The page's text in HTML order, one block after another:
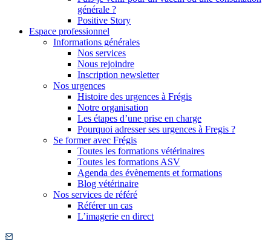
générale ?
Positive Story
Espace professionnel
Informations générales
Nos services
Nous rejoindre
Inscription newsletter
Nos urgences
Histoire des urgences à Frégis
Notre organisation
Les étapes d’une prise en charge
Pourquoi adresser ses urgences à Fregis ?
Se former avec Frégis
Toutes les formations vétérinaires
Toutes les formations ASV
Agenda des évènements et formations
Blog vétérinaire
Nos services de référé
Référer un cas
L’imagerie en direct